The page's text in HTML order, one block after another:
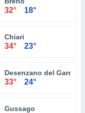
32° 18°
Chiari
34° 23°
Desenzano del Garda
33° 24°
Gussago